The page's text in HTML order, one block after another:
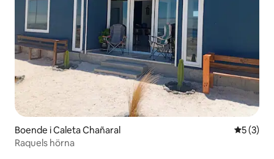
Boende i Caleta Chañaral 5 av 5 i
5 (3)
Raquels hörna